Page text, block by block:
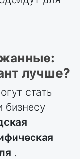
лучше?
стать
бизнесу
.